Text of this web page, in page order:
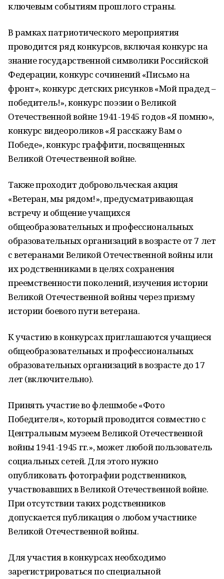
ключевым событиям прошлого страны.
В рамках патриотического мероприятия
проводится ряд конкурсов, включая конкурс на
знание государственной символики Российской
Федерации, конкурс сочинений «Письмо на
фронт», конкурс детских рисунков «Мой прадед –
победитель!», конкурс поэзии о Великой
Отечественной войне 1941-1945 годов «Я помню»,
конкурс видеороликов «Я расскажу Вам о
Победе», конкурс граффити, посвященных
Великой Отечественной войне.
Также проходит добровольческая акция
«Ветеран, мы рядом!», предусматривающая
встречу и общение учащихся
общеобразовательных и профессиональных
образовательных организаций в возрасте от 7 лет
с ветеранами Великой Отечественной войны или
их родственниками в целях сохранения
преемственности поколений, изучения истории
Великой Отечественной войны через призму
истории боевого пути ветерана.
К участию в конкурсах приглашаются учащиеся
общеобразовательных и профессиональных
образовательных организаций в возрасте до 17
лет (включительно).
Принять участие во флешмобе «Фото
Победителя», который проводится совместно с
Центральным музеем Великой Отечественной
войны 1941-1945 гг.», может любой пользователь
социальных сетей. Для этого нужно
опубликовать фотографии родственников,
участвовавших в Великой Отечественной войне.
При отсутствии таких родственников
допускается публикация о любом участнике
Великой Отечественной войны.
Для участия в конкурсах необходимо
зарегистрироваться по специальной